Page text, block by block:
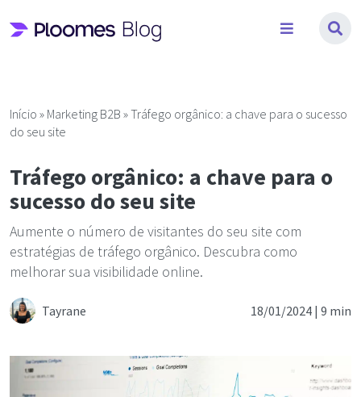
para
Início » Marketing B2B »Tráfego orgânico: a chave para o sucesso
do seu site
Tráfego orgânico: a chave para o
sucesso do seu site
Aumente o número de visitantes do seu site com
estratégias de tráfego orgânico. Descubra como
melhorar sua visibilidade online.
Tayrane 18/01/2024 | 9 min